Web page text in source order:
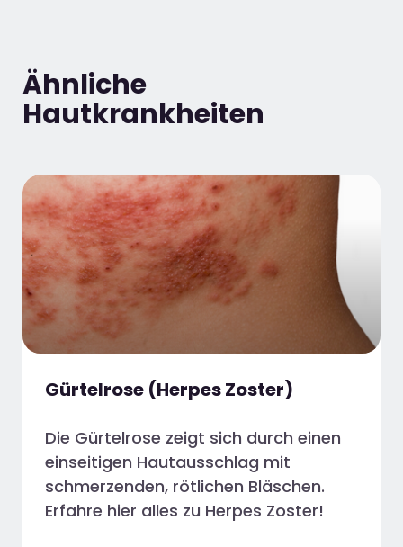
Ähnliche
Hautkrankheiten
Gürtelrose (Herpes Zoster)
Die Gürtelrose zeigt sich durch einen
einseitigen Hautausschlag mit
schmerzenden, rötlichen Bläschen.
Erfahre hier alles zu Herpes Zoster!